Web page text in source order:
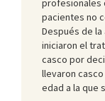
pacientes no
Después de
iniciaron el
casco por
llevaron
edad a la que